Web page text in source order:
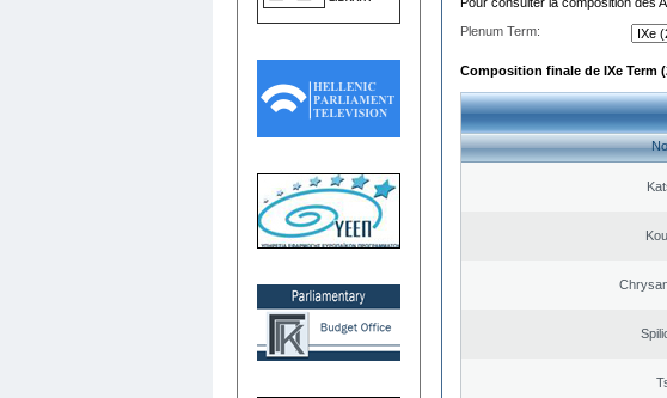
Plenum Term:
Composition finale de IXe Term